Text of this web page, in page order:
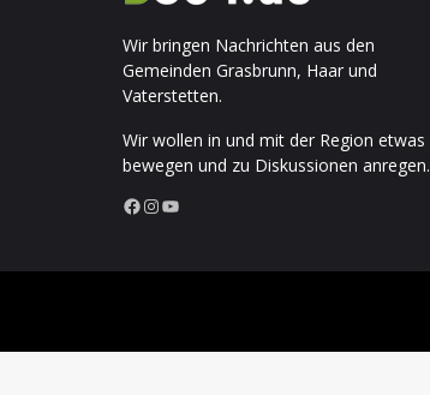
Wir bringen Nachrichten aus den
Gemeinden Grasbrunn, Haar und
Vaterstetten.
Wir wollen in und mit der Region etwas
bewegen und zu Diskussionen anregen.
Facebook InstagramYouTube